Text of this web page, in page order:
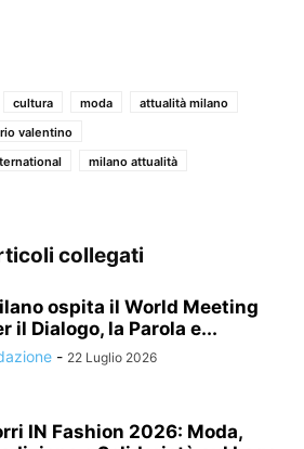
cultura moda
attualità milano
valentino
milano attualità
collegati
ospita il World Meeting
il Dialogo, la Parola e...
- 22 Luglio 2026
IN Fashion 2026: Moda,